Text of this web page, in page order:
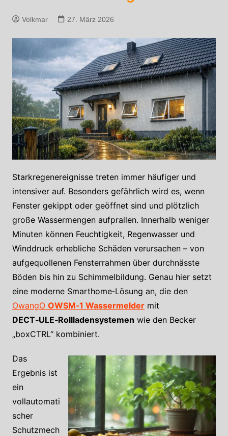
Volkmar 27. März 2026
Starkregenereignisse treten immer häufiger und
intensiver auf. Besonders gefährlich wird es, wenn
Fenster gekippt oder geöffnet sind und plötzlich
große Wassermengen aufprallen. Innerhalb weniger
Minuten können Feuchtigkeit, Regenwasser und
Winddruck erhebliche Schäden verursachen – von
aufgequollenen Fensterrahmen über durchnässte
Böden bis hin zu Schimmelbildung. Genau hier setzt
eine moderne Smarthome‑Lösung an, die den
OwangO OWSM‑1 Wassermeldermit
DECT‑ULE‑Rollladensystemen wie den Becker
„boxCTRL“ kombiniert.
Das
Ergebnis ist
ein
vollautomati
scher
Schutzmech